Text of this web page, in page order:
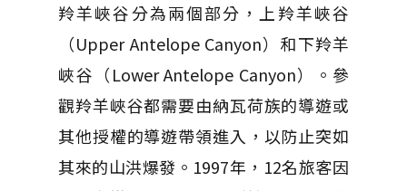
羚羊峽谷分為兩個部分，上羚羊峽谷
（Upper Antelope Canyon）和下羚羊
峽谷（Lower Antelope Canyon）。參
觀羚羊峽谷都需要由納瓦荷族的導遊或
其他授權的導遊帶領進入，以防止突如
其來的山洪爆發。1997年，12名旅客因